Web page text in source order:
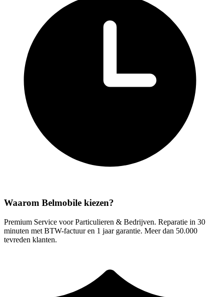
Waarom Belmobile kiezen?
Premium Service voor Particulieren & Bedrijven. Reparatie in 30
minuten met BTW-factuur en 1 jaar garantie. Meer dan 50.000
tevreden klanten.